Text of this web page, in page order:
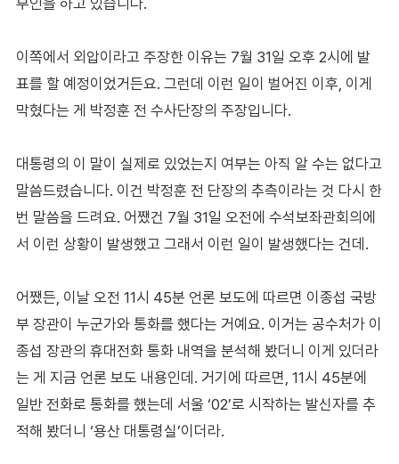
이쪽에서 외압이라고 주장한 이유는 7월 31일 오후 2시에 발
표를 할 예정이었거든요. 그런데 이런 일이 벌어진 이후, 이게
막혔다는 게 박정훈 전 수사단장의 주장입니다.
대통령의 이 말이 실제로 있었는지 여부는 아직 알 수는 없다고
말씀드렸습니다. 이건 박정훈 전 단장의 추측이라는 것 다시 한
번 말씀을 드려요. 어쨌건 7월 31일 오전에 수석보좌관회의에
서 이런 상황이 발생했고 그래서 이런 일이 발생했다는 건데.
어쨌든, 이날 오전 11시 45분 언론 보도에 따르면 이종섭 국방
부 장관이 누군가와 통화를 했다는 거예요. 이거는 공수처가 이
종섭 장관의 휴대전화 통화 내역을 분석해 봤더니 이게 있더라
는 게 지금 언론 보도 내용인데. 거기에 따르면, 11시 45분에
일반 전화로 통화를 했는데 서울 ‘02’로 시작하는 발신자를 추
적해 봤더니 ‘용산 대통령실’이더라.